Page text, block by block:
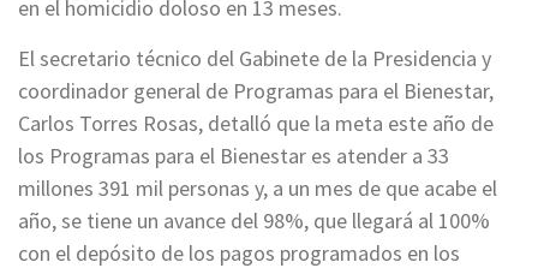
en el homicidio doloso en 13 meses.
El secretario técnico del Gabinete de la Presidencia y
coordinador general de Programas para el Bienestar,
Carlos Torres Rosas, detalló que la meta este año de
los Programas para el Bienestar es atender a 33
millones 391 mil personas y, a un mes de que acabe el
año, se tiene un avance del 98%, que llegará al 100%
con el depósito de los pagos programados en los